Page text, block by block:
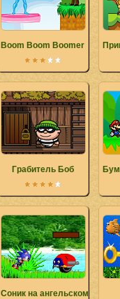
Boom Boom Boomer
Грабитель Боб
Соник на ангельском